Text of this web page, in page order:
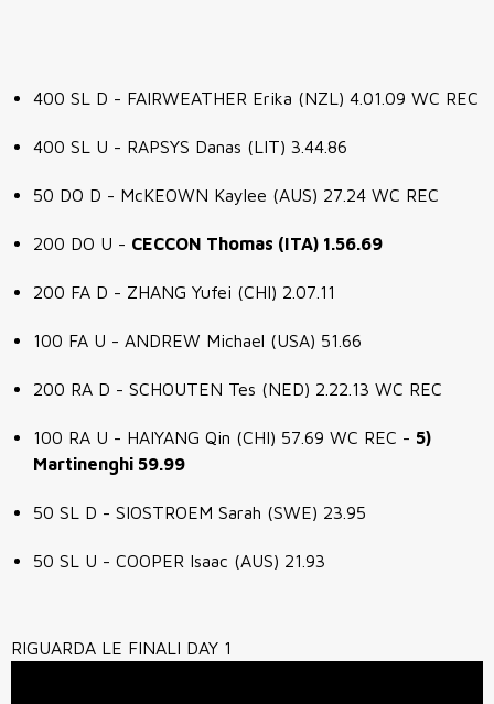
400 SL D - FAIRWEATHER Erika (NZL) 4.01.09 WC REC
400 SL U - RAPSYS Danas (LIT) 3.44.86
50 DO D - McKEOWN Kaylee (AUS) 27.24 WC REC
200 DO U - CECCON Thomas (ITA) 1.56.69
200 FA D - ZHANG Yufei (CHI) 2.07.11
100 FA U - ANDREW Michael (USA) 51.66
200 RA D - SCHOUTEN Tes (NED) 2.22.13 WC REC
100 RA U - HAIYANG Qin (CHI) 57.69 WC REC - 5)
Martinenghi 59.99
50 SL D - SIOSTROEM Sarah (SWE) 23.95
50 SL U - COOPER Isaac (AUS) 21.93
RIGUARDA LE FINALI DAY 1